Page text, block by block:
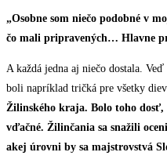
„Osobne som niečo podobné v
čo mali pripravených… Hlavne
A každá jedna aj niečo dostala.
boli napríklad tričká pre všetky
Žilinského kraja. Bolo toho dosť,
vďačné. Žilinčania sa snažili
akej úrovni by sa majstrovstvá